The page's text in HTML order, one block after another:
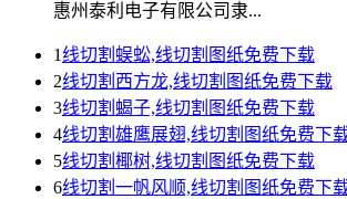
惠州泰利电子有限公司隶...
1线切割蜈蚣,线切割图纸免费下载
2线切割西方龙,线切割图纸免费下载
3线切割蝎子,线切割图纸免费下载
4线切割雄鹰展翅,线切割图纸免费下
5线切割椰树,线切割图纸免费下载
6线切割一帆风顺,线切割图纸免费下